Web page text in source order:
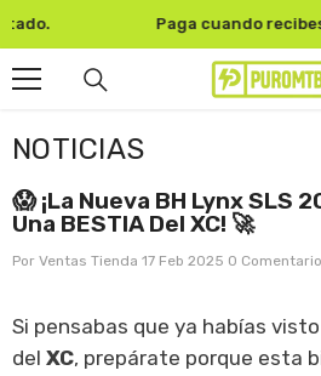
Paga cuando recibes en la
NOTICIAS
😱 ¡La Nueva BH Lynx SLS
Una BESTIA Del XC! 🚀
Por Ventas Tienda 17 Feb 2025 0
Si pensabas que ya habías
del XC, prepárate porque esta